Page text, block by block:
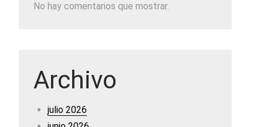
No hay comentarios que mostrar.
Archivo
julio 2026